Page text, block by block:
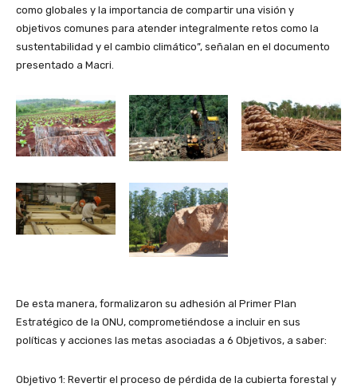
como globales y la importancia de compartir una visión y
objetivos comunes para atender integralmente retos como la
sustentabilidad y el cambio climático”, señalan en el documento
presentado a Macri.
De esta manera, formalizaron su adhesión al Primer Plan
Estratégico de la ONU, comprometiéndose a incluir en sus
políticas y acciones las metas asociadas a 6 Objetivos, a saber:
Objetivo 1: Revertir el proceso de pérdida de la cubierta forestal y